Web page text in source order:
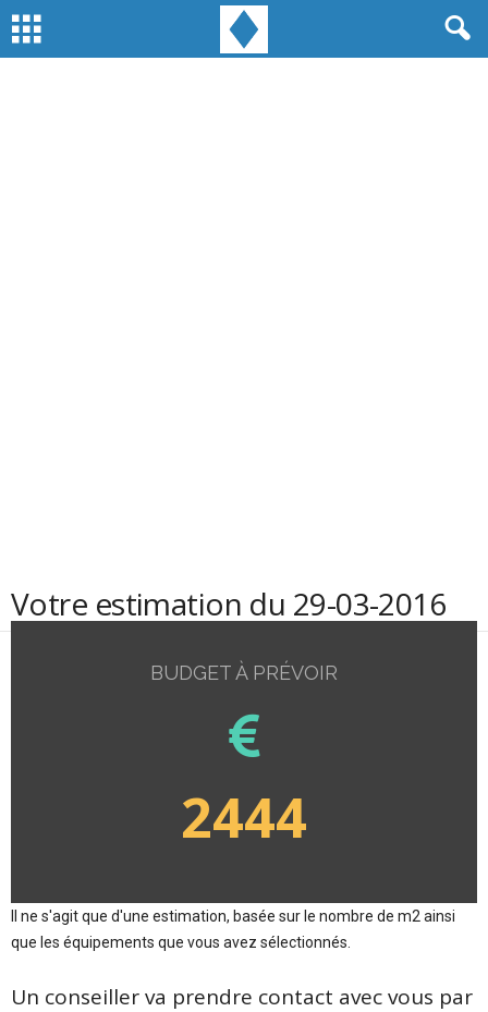
Votre estimation du 29-03-2016
BUDGET À PRÉVOIR
2444
Il ne s'agit que d'une estimation, basée sur le nombre de m2 ainsi
que les équipements que vous avez sélectionnés.
Un conseiller va prendre contact avec vous par